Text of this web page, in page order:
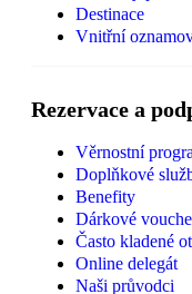
Destinace
Vnitřní
Rezervace a
Věrnostní
Doplňkové
Benefity
Dárkové
Často kladené
Online delegát
Naši průvodci